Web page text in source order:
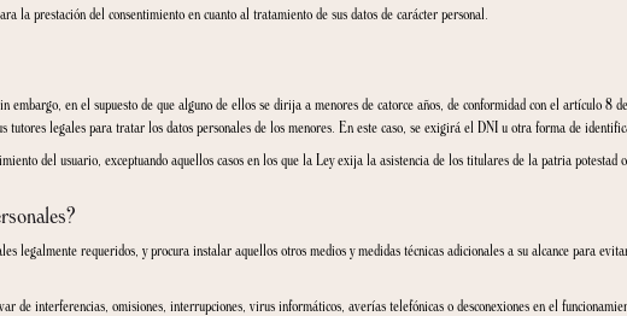
envíen a terceros que no pertenezcan a la UE, nos aseguraremos de que ofrezcan un nivel
en el siguiente correo electrónicoinfo@casacacaogirona.com
dispongamos acerca de usted.
de los datos personales.